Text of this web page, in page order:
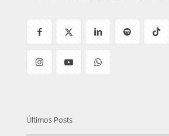
Últimos Posts